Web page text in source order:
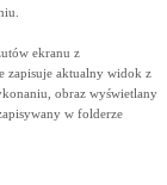
ekranu z
zapisuje aktualny widok z
obraz wyświetlany
w folderze